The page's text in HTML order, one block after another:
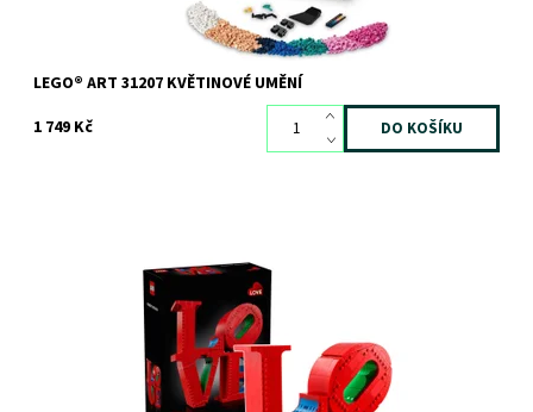
LEGO® ART 31207 KVĚTINOVÉ UMĚNÍ
1 749 Kč
Postavte si vlastní verzi slavného nápisu LOVE z kostek s touto
stavebnicí LEGO® ART pro dospělé
Skladem2 ks
12144
LEGO